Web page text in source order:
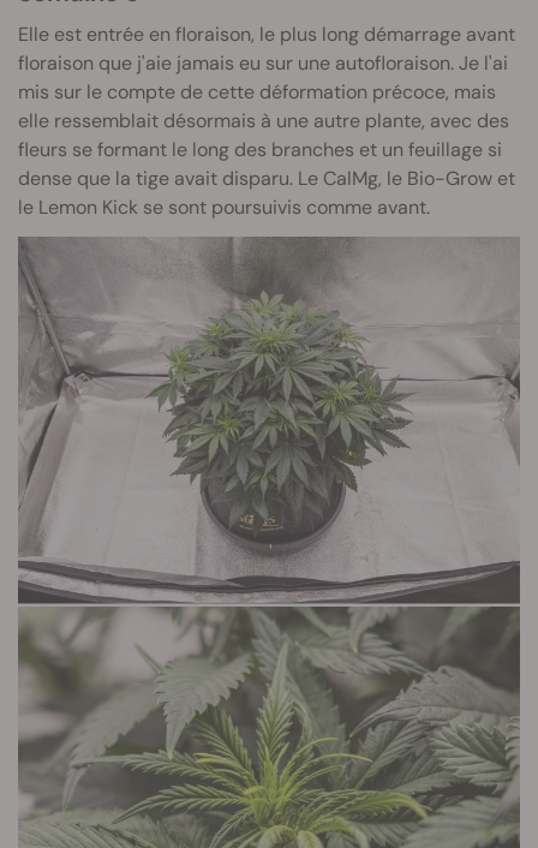
Elle est entrée en floraison, le plus long démarrage avant
floraison que j'aie jamais eu sur une autofloraison. Je l'ai
mis sur le compte de cette déformation précoce, mais
elle ressemblait désormais à une autre plante, avec des
fleurs se formant le long des branches et un feuillage si
dense que la tige avait disparu. Le CalMg, le Bio-Grow et
le Lemon Kick se sont poursuivis comme avant.